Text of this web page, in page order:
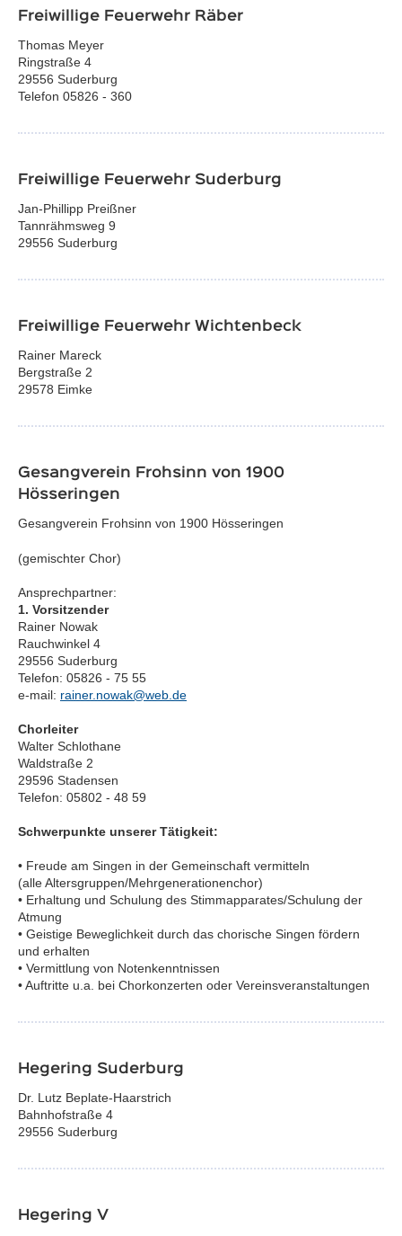
Freiwillige Feuerwehr Räber
Thomas Meyer
Ringstraße 4
29556 Suderburg
Telefon 05826 - 360
Freiwillige Feuerwehr Suderburg
Jan-Phillipp Preißner
Tannrähmsweg 9
29556 Suderburg
Freiwillige Feuerwehr Wichtenbeck
Rainer Mareck
Bergstraße 2
29578 Eimke
Gesangverein Frohsinn von 1900
Hösseringen
Gesangverein Frohsinn von 1900 Hösseringen
(gemischter Chor)
Ansprechpartner:
1. Vorsitzender
Rainer Nowak
Rauchwinkel 4
29556 Suderburg
Telefon: 05826 - 75 55
e-mail: rainer.nowak@web.de
Chorleiter
Walter Schlothane
Waldstraße 2
29596 Stadensen
Telefon: 05802 - 48 59
Schwerpunkte unserer Tätigkeit:
• Freude am Singen in der Gemeinschaft vermitteln
(alle Altersgruppen/Mehrgenerationenchor)
• Erhaltung und Schulung des Stimmapparates/Schulung der
Atmung
• Geistige Beweglichkeit durch das chorische Singen fördern
und erhalten
• Vermittlung von Notenkenntnissen
• Auftritte u.a. bei Chorkonzerten oder Vereinsveranstaltungen
Hegering Suderburg
Dr. Lutz Beplate-Haarstrich
Bahnhofstraße 4
29556 Suderburg
Hegering V